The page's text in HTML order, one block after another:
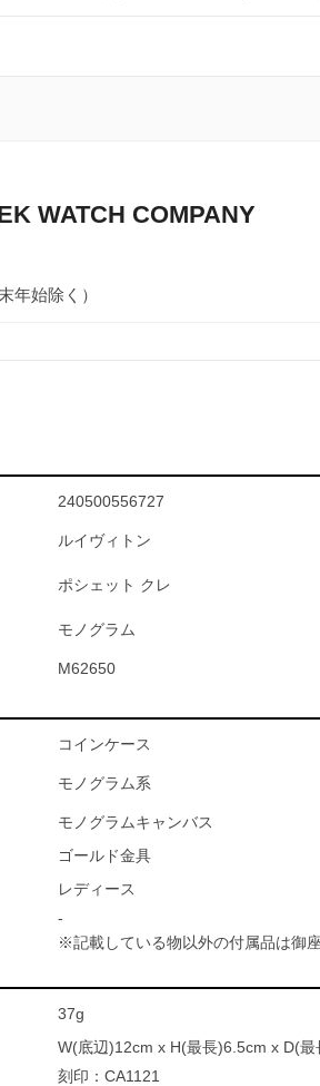
WATCH COMPANY
年始除く）
240500556727
ルイヴィトン
ポシェット クレ
モノグラム
M62650
コインケース
モノグラム系
モノグラムキャンバス
ゴールド金具
レディース
-
※記載している物以外の付属品は御座
37g
W(底辺)12cm x H(最長)6.5cm x D(最
刻印：CA1121